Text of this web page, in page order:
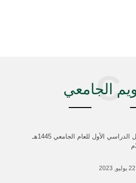
الجامعيC
بداية الفصل الدراسي الأول للعام الجامعي 1445هـ